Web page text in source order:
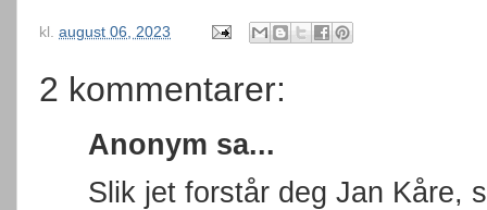
kl. august 06, 2023
2 kommentarer:
Anonym sa...
Slik jet forstår deg Jan Kåre,